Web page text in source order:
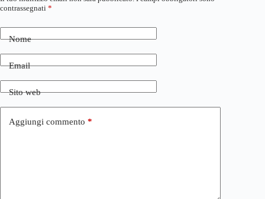
contrassegnati *
Nome
Email
Sito web
Aggiungi commento *